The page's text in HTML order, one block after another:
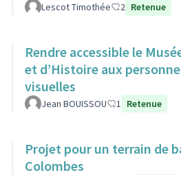
Lescot Timothée 2 Retenue
Rendre accessible le
et d’Histoire aux
visuelles
Jean BOUISSOU 1 Retenue
Projet pour un terrain de
Colombes